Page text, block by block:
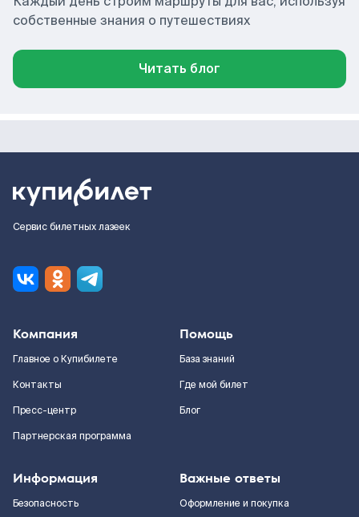
собственные знания о путешествиях
Читать блог
Сервис билетных лазеек
Компания
Главное о Купибилете
Контакты
Пресс-центр
Партнерская программа
Помощь
База знаний
Где мой билет
Блог
Информация
Безопасность
Важные ответы
Оформление и покупка